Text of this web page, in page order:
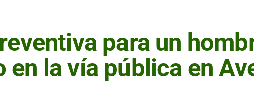
para un
la vía pública en